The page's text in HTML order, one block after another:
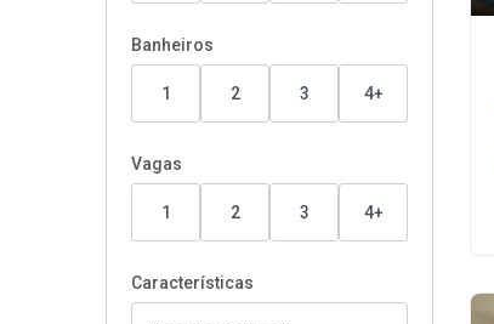
Banheiros
1 2 3 4+
Vagas
1 2 3 4+
Características